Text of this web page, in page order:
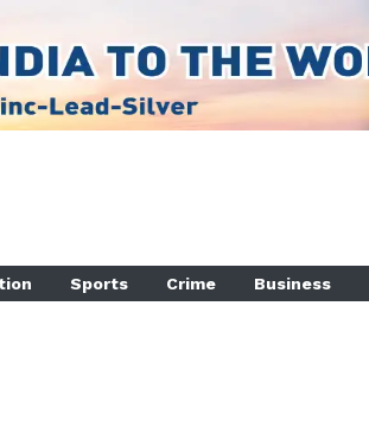
Sports Crime Business